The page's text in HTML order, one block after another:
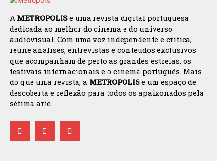
A METROPOLISé uma revista digital portuguesa
dedicada ao melhor do cinema e do universo
audiovisual. Com uma voz independente e crítica,
reúne análises, entrevistas e conteúdos exclusivos
que acompanham de perto as grandes estreias, os
festivais internacionais e o cinema português. Mais
do que uma revista, a METROPOLISé um espaço de
descoberta e reflexão para todos os apaixonados pela
sétima arte.